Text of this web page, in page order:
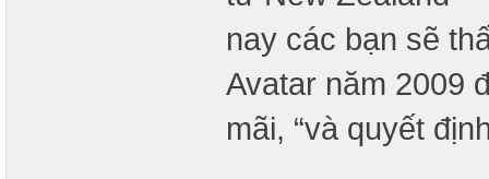
nay các bạn sẽ
Avatar năm 2009
mãi, “và quyết